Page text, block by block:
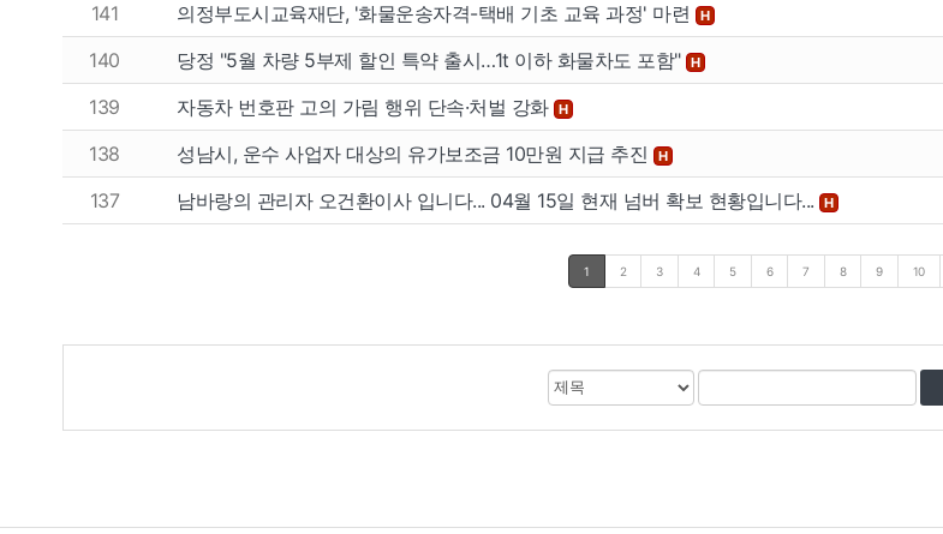
141
의정부도시교육재단, '화물운송자격-택배 기초 교육 과정' 마련 H
140
당정 "5월 차량 5부제 할인 특약 출시…1t 이하 화물차도 포함" H
139
자동차 번호판 고의 가림 행위 단속·처벌 강화 H
138
성남시, 운수 사업자 대상의 유가보조금 10만원 지급 추진 H
137
남바랑의 관리자 오건환이사 입니다... 04월 15일 현재 넘버 확보 현황입니다... H
1 2 3 4 5 6 7 8 9 10
검
검
색
대
상
검
어